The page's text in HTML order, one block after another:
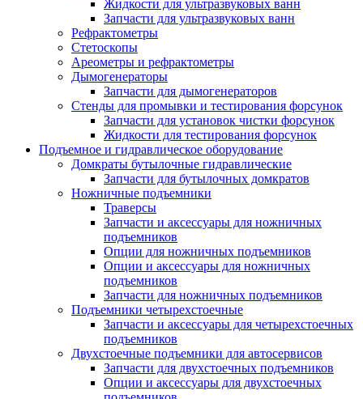
Жидкости для ультразвуковых ванн
Запчасти для ультразвуковых ванн
Рефрактометры
Стетоскопы
Ареометры и рефрактометры
Дымогенераторы
Запчасти для дымогенераторов
Стенды для промывки и тестирования форсунок
Запчасти для установок чистки форсунок
Жидкости для тестирования форсунок
Подъемное и гидравлическое оборудование
Домкраты бутылочные гидравлические
Запчасти для бутылочных домкратов
Ножничные подъемники
Траверсы
Запчасти и аксессуары для ножничных
подъемников
Опции для ножничных подъемников
Опции и аксессуары для ножничных
подъемников
Запчасти для ножничных подъемников
Подъемники четырехстоечные
Запчасти и аксессуары для четырехстоечных
подъемников
Двухстоечные подъемники для автосервисов
Запчасти для двухстоечных подъемников
Опции и аксессуары для двухстоечных